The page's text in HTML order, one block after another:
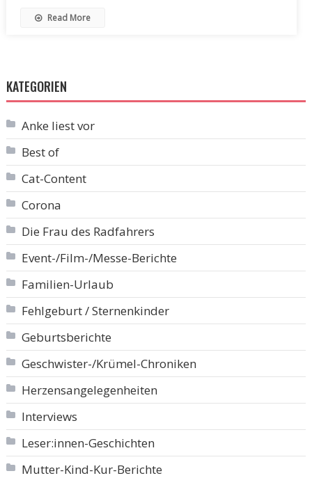
Read More
KATEGORIEN
Anke liest vor
Best of
Cat-Content
Corona
Die Frau des Radfahrers
Event-/Film-/Messe-Berichte
Familien-Urlaub
Fehlgeburt / Sternenkinder
Geburtsberichte
Geschwister-/Krümel-Chroniken
Herzensangelegenheiten
Interviews
Leser:innen-Geschichten
Mutter-Kind-Kur-Berichte